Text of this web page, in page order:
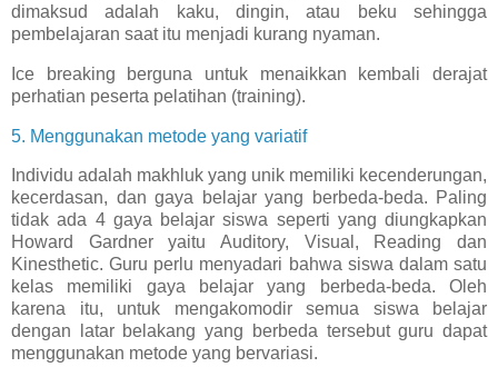
dimaksud adalah kaku, dingin, atau beku sehingga
pembelajaran saat itu menjadi kurang nyaman.
Ice breaking berguna untuk menaikkan kembali derajat
perhatian peserta pelatihan (training).
5. Menggunakan metode yang variatif
Individu adalah makhluk yang unik memiliki kecenderungan,
kecerdasan, dan gaya belajar yang berbeda-beda. Paling
tidak ada 4 gaya belajar siswa seperti yang diungkapkan
Howard Gardner yaitu Auditory, Visual, Reading dan
Kinesthetic. Guru perlu menyadari bahwa siswa dalam satu
kelas memiliki gaya belajar yang berbeda-beda. Oleh
karena itu, untuk mengakomodir semua siswa belajar
dengan latar belakang yang berbeda tersebut guru dapat
menggunakan metode yang bervariasi.